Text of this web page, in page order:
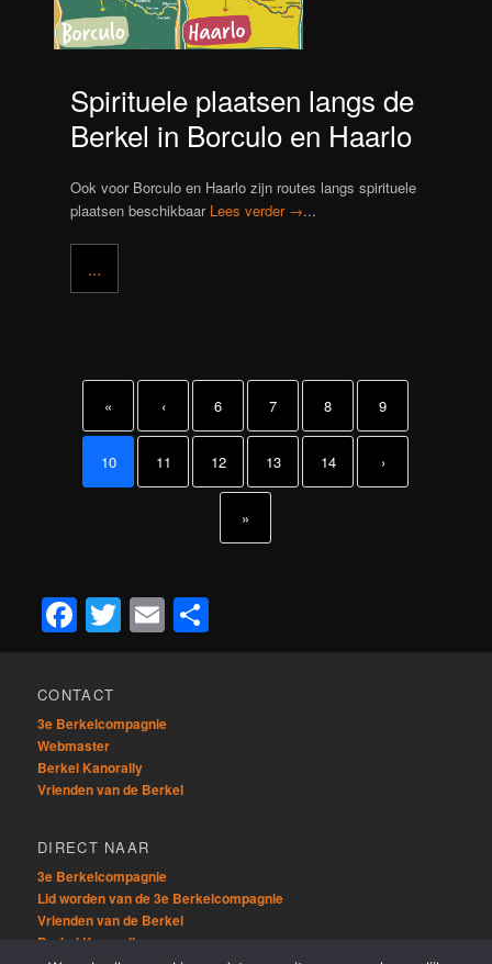
Spirituele plaatsen langs de
Berkel in Borculo en Haarlo
Ook voor Borculo en Haarlo zijn routes langs spirituele
plaatsen beschikbaar Lees verder →...
...
« ‹ 6 7 8 9
10 11 12 13 14 ›
»
Facebook
Twitter
Email
CONTACT
3e Berkelcompagnie
Webmaster
Berkel Kanorally
Vrienden van de Berkel
DIRECT NAAR
3e Berkelcompagnie
Lid worden van de 3e Berkelcompagnie
Vrienden van de Berkel
Berkel Kanorally